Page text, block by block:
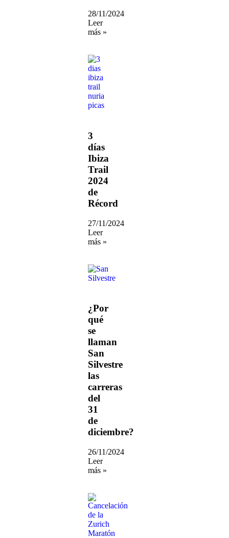
28/11/2024
Leer
más »
3
días
Ibiza
Trail
2024
de
Récord
27/11/2024
Leer
más »
¿Por
qué
se
llaman
San
Silvestre
las
carreras
del
31
de
diciembre?
26/11/2024
Leer
más »